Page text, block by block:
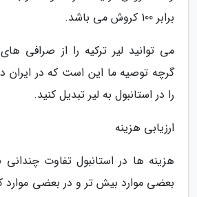
برابر 100 کروش می باشد.
می توانید لیر ترکیه را از صرافی
گرچه توصیه ما این است که در ایران
را در استانبول به لیر تبدیل کنید.
ارزیابی هزینه
هزینه ها در استانبول تفاوت چندانی
بعضی موارد بیش تر و در بعضی موارد